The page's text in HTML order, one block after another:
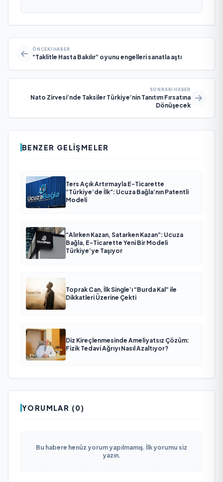
ÖNCEKI HABER
“Taklitle Hasta Bakılır” oyunu engelleri sanatla aştı
SONRAKI HABER
Nato Zirvesi’nde Taksiler Türkiye’nin Tanıtım Fırsatına
Dönüşecek
BENZER GELIŞMELER
Ters Açık Artırmayla E-Ticarette
“Türkiye’de İlk”: Ucuza Bağla’nın Patentli
Modeli
“Alırken Kazan, Satarken Kazan”: Ucuza
Bağla, E-Ticarette Yeni Bir Modeli
Türkiye’ye Taşıyor
Toprak Can, İlk Single’ı “Burda Kal” ile
Dikkatleri Üzerine Çekti
Diz Kireçlenmesinde Ameliyatsız Çözüm:
Fizik Tedavi Ağrıyı Nasıl Azaltıyor?
YORUMLAR (0)
Bu habere henüz yorum yapılmamış. İlk yorumu siz
yazın.